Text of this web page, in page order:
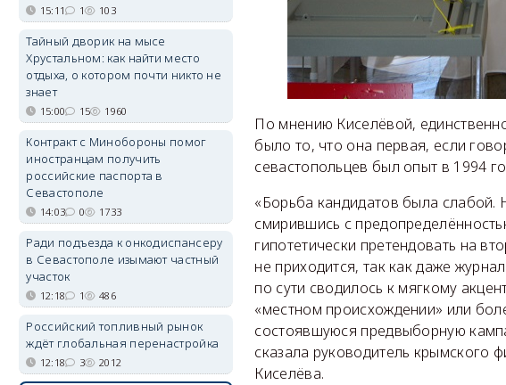
По мнению Киселёвой,
было то, что она первая, если
севастопольцев был опыт в 1994
«Борьба кандидатов была слабой.
смирившись с
гипотетически претендовать на
не приходится, так как даже
по сути сводилось к мягкому
«местном происхождении» или
состоявшуюся предвыборную
сказала руководитель крымского
Киселёва.
15:11 1 103
Тайный дворик на мысе
Хрустальном: как найти место
отдыха, о котором почти никто не
знает
15:00 15 1960
Контракт с Минобороны помог
иностранцам получить
российские паспорта в
Севастополе
14:03 0 1733
Ради подъезда к онкодиспансеру
в Севастополе изымают частный
участок
12:18 1 486
Российский топливный рынок
ждёт глобальная перенастройка
12:18 3 2012